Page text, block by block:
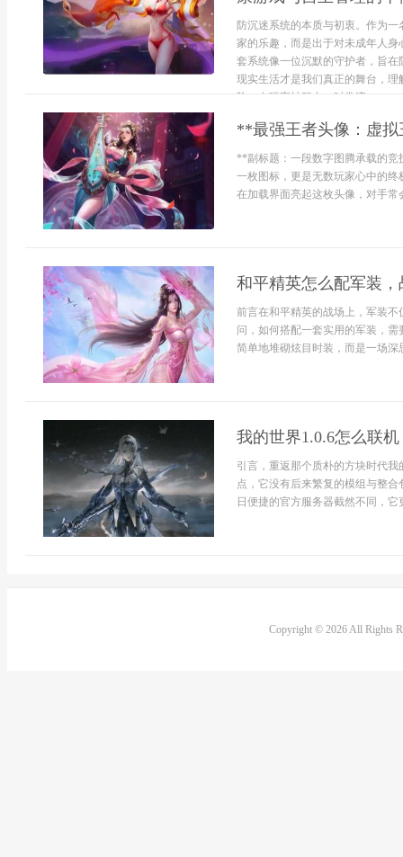
防沉迷系统的本质与初衷。作为
家的乐趣，而是出于对未成年人
套系统像一位沉默的守护者，旨
现实生活才是我们真正的舞台，
险。在玩家社群中，时常流...
**最强王者头像：虚
**副标题：一段数字图腾承载的
一枚图标，更是无数玩家心中的
在加载界面亮起这枚头像，对手
和平精英怎么配军装
前言在和平精英的战场上，军装
问，如何搭配一套实用的军装，
简单地堆砌炫目时装，而是一场
我的世界1.0.6怎么联
引言，重返那个质朴的方块时代
点，它没有后来繁复的模组与整
日便捷的官方服务器截然不同，
Copyright © 2026 All Rights